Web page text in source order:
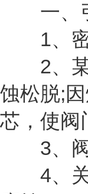
一、引
1、密
2、某
蚀松脱;
芯，使阀
3、阀
4、关